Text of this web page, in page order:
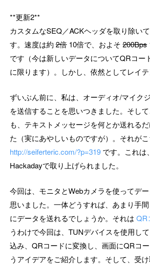
**更新2**
カスタムなSEQ／ACKヘッダを取り除い
す。速度は約 2倍 10倍で、およそ 200Bps
です（今は新しいデータについてQRコー
に限ります）。しかし、依然としてレイテ
ずいぶん前に、私は、オーディオ/マイク
を送信することを思いつきました。そし
も、テキストメッセージを何とか送れる
た（実にあやしいものですが）。それが
http://seiferteric.com/?p=319 です。これは
Hackadayで取り上げられました。
今回は、モニタとWebカメラを使ってデ
思いました。一体どうすれば、あまり手
にデータを送れるでしょうか。それは QR
うわけで今回は、TUNデバイスを使用し
込み、QRコードに変換し、画面にQRコ
うアイデアをご紹介します。そして、受